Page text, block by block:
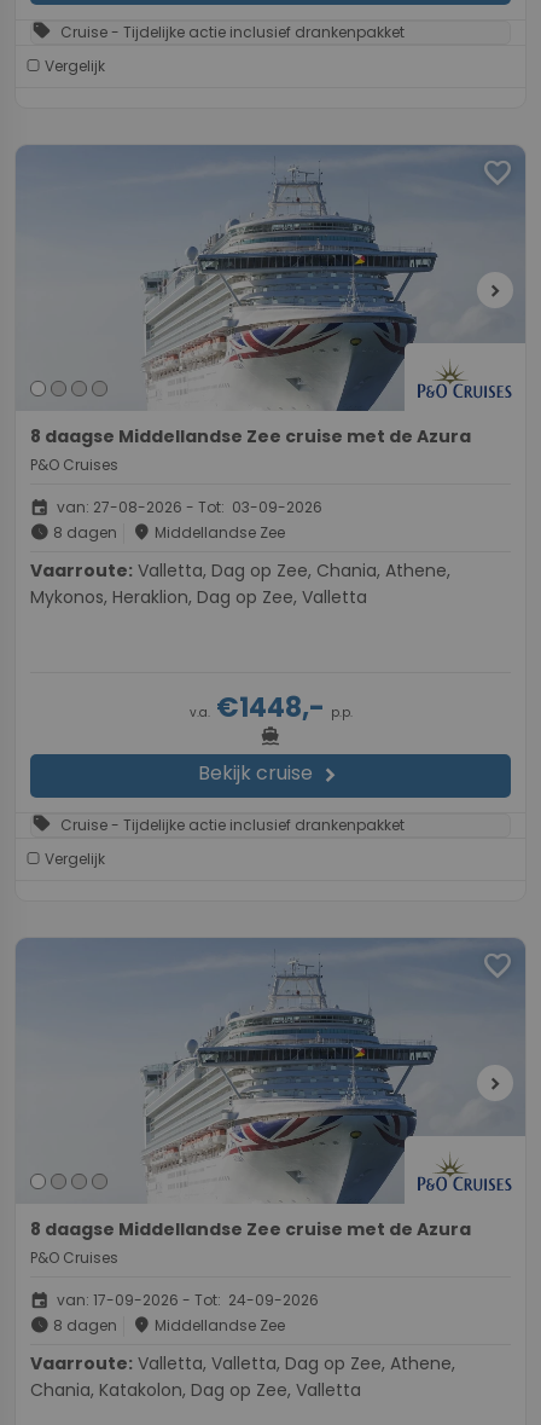
sell Cruise - Tijdelijke actie inclusief drankenpakket
Vergelijk
favorite
chevron_right
8 daagse Middellandse Zee cruise met de Azura
P&O Cruises
event van: 27-08-2026 - Tot: 03-09-2026
schedule 8 dagen place Middellandse Zee
Vaarroute:
Mykonos, Heraklion, Dag op Zee, Valletta
v.a.€1448,- p.p.
directions_boat
Bekijk cruise chevron_right
sell Cruise - Tijdelijke actie inclusief drankenpakket
Vergelijk
favorite
chevron_right
8 daagse Middellandse Zee cruise met de Azura
P&O Cruises
event van: 17-09-2026 - Tot: 24-09-2026
schedule 8 dagen place Middellandse Zee
Vaarroute:
Chania, Katakolon, Dag op Zee, Valletta